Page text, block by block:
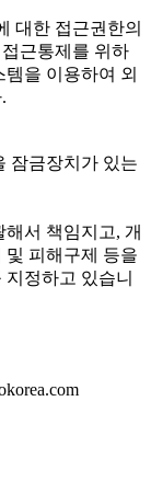
대한 접근권한의
근통제를 위하
을 이용하여 외
잠금장치가 있는
서 책임지고, 개
및 피해구제 등을
정하고 있습니